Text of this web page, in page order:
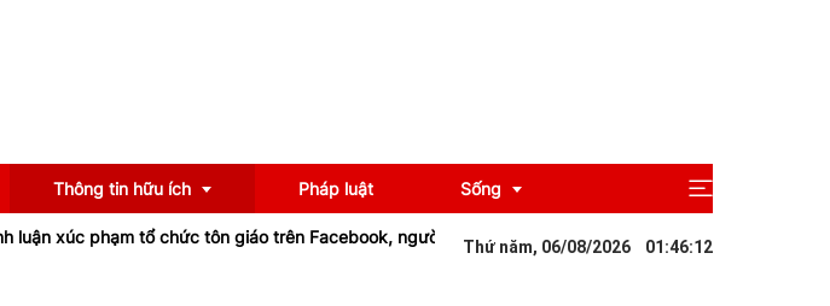
Thông tin hữu ích Pháp luật Sống
xúc phạm tổ chức tôn giáo trên Facebook, người phụ nữ bị xử phạt 12,5 triệu đồng Gia Lai: Chế
Thứ năm, 06/08/2026 01 :46:13